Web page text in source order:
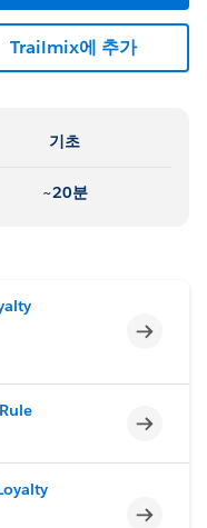
Trailmix에 추가
기초
~20분
미완료
미완료
미완료